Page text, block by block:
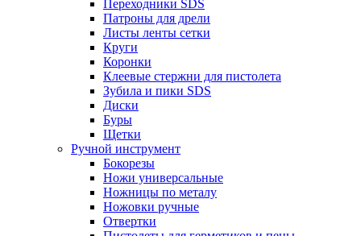
Переходники SDS
Патроны для дрели
Листы ленты сетки
Круги
Коронки
Клеевые стержни для пистолета
Зубила и пики SDS
Диски
Буры
Щетки
Ручной инструмент
Бокорезы
Ножи универсальные
Ножницы по металу
Ножовки ручные
Отвертки